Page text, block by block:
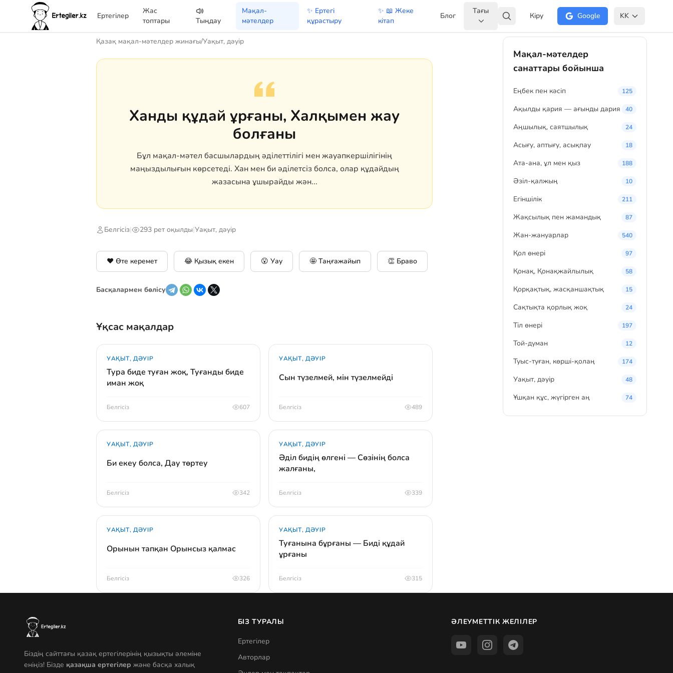
Ертегілер
Жас
топтары
Тыңдау
Мақал-
мәтелдер
✨ Ертегі
құрастыру
✨ 📖 Жеке
кітап
Блог
Тағы
Кіру Google KK
Қазақ мақал-мәтелдер жинағы/Уақыт, дәуір
Ханды құдай ұрғаны, Халқымен жау
болғаны
Бұл мақал-мәтел басшылардың әділеттілігі мен жауапкершілігінің
маңыздылығын көрсетеді. Хан мен би әділетсіз болса, олар құдайдың
жазасына ұшырайды жән...
Белгісіз| 293 рет оқылды|Уақыт, дәуір
❤️ Өте керемет 😂 Қызық екен 😮 Уау 🤩 Таңғажайып 👏 Браво
Басқалармен бөлісу
Ұқсас мақалдар
УАҚЫТ, ДӘУІР
Тура биде туған жоқ, Туғанды биде
иман жоқ
Белгісіз 607
УАҚЫТ, ДӘУІР
Сын түзелмей, мін түзелмейді
Белгісіз 489
УАҚЫТ, ДӘУІР
Би екеу болса, Дау төртеу
Белгісіз 342
УАҚЫТ, ДӘУІР
Әділ бидің өлгені — Сөзінің болса
жалғаны,
Белгісіз 339
УАҚЫТ, ДӘУІР
Орынын тапқан Орынсыз қалмас
Белгісіз 326
УАҚЫТ, ДӘУІР
Туғанына бұрғаны — Биді құдай
ұрғаны
Белгісіз 315
Мақал-мәтелдер
санаттары бойынша
Eңбек пен кәсіп 125
Ақылды қария — ағынды дария 40
Аңшылық, саятшылық 24
Асығу, аптығу, асықпау 18
Ата-ана, ұл мен қыз 188
Әзіл-қалжың 10
Егіншілік 211
Жақсылық пен жамандық 87
Жан-жануарлар 540
Қол өнері 97
Қонақ, Қонақжайлылық 58
Қорқақтық, жасқаншақтық 15
Сақтықта қорлық жоқ 24
Тіл өнері 197
Той-думан 12
Туыс-туған, көрші-қолаң 174
Уақыт, дәуір 48
Ұшқан құс, жүгірген аң 74
Біздің сайттағы қазақ ертегілерінің қызықты әлеміне
еніңіз! Бізде қазақша ертегілер және басқа халық
БІЗ ТУРАЛЫ
Ертегілер
Авторлар
ӘЛЕУМЕТТІК ЖЕЛІЛЕР